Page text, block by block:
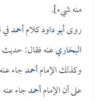
منه شيء].
روىأبو داودكلامأحمد
البخاريعنه فقال:
وكذلك الإمامأحمدجاء
على أن الإمامأحمدجاء